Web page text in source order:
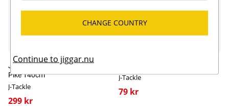
Kommer i 8-pack
J-Tackle Roll Up Measure Board
Pike 140cm
J-Tackle
299 kr
J-Tackle
79 kr
CHANGE COUNTRY
Continue to jiggar.nu